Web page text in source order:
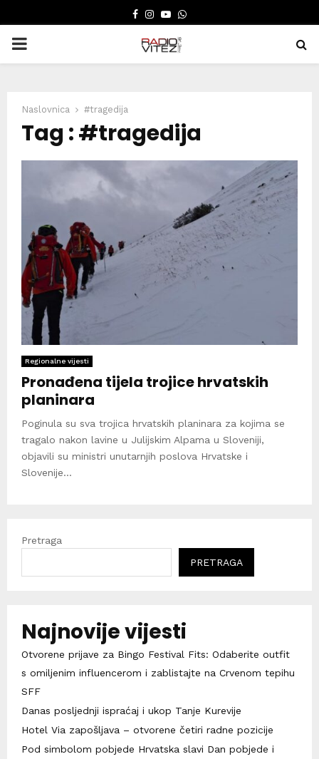
FACEBOOK
INSTAGRAM
YOUTUBE
WHATSAPP
PRIMARY
Naslovnica #tragedija
Tag : #tragedija
Regionalne vijesti
Pronađena tijela trojice hrvatskih
planinara
Poginula su sva trojica hrvatskih planinara za kojima se
tragalo nakon lavine u Julijskim Alpama u Sloveniji,
objavili su ministri unutarnjih poslova Hrvatske i
Slovenije...
Pretraga
PRETRAGA
Najnovije vijesti
Otvorene prijave za Bingo Festival Fits: Odaberite outfit
s omiljenim influencerom i zablistajte na Crvenom tepihu
SFF
Danas posljednji ispraćaj i ukop Tanje Kurevije
Hotel Via zapošljava – otvorene četiri radne pozicije
Pod simbolom pobjede Hrvatska slavi Dan pobjede i